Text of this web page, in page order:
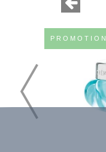
PROMOTION